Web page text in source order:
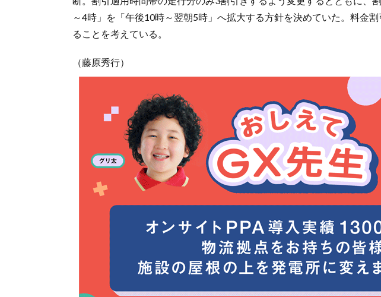
～4時」を「午後10時～翌朝5時」へ拡大する方針を決めていた。料金
ることを考えている。
（藤原秀行）